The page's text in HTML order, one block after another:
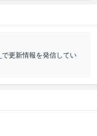
で更新情報を発信してい